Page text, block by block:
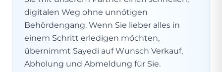
digitalen Weg ohne unnötigen
Behördengang. Wenn Sie lieber alles in
einem Schritt erledigen möchten,
übernimmt Sayedi auf Wunsch Verkauf,
Abholung und Abmeldung für Sie.